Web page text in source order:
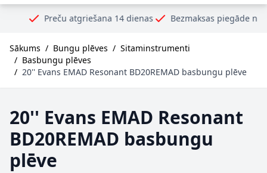
Preču atgriešana 14 dienas Bezmaksas piegāde no 99€
Sākums / Bungu plēves / Sitaminstrumenti
/ Basbungu plēves
/ 20'' Evans EMAD Resonant BD20REMAD basbungu plēve
20'' Evans EMAD Resonant
BD20REMAD basbungu
plēve